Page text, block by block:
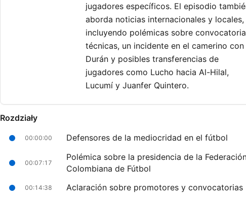
jugadores específicos. El episodio
aborda noticias internacionales y locales,
incluyendo polémicas sobre
técnicas, un incidente en el camerino con
Durán y posibles transferencias de
jugadores como Lucho hacia Al-Hilal,
Lucumí y Juanfer Quintero.
Rozdziały
00:00:00 Defensores de la mediocridad en el fútbol
00:07:17
Polémica sobre la presidencia de la
Colombiana de Fútbol
00:14:38 Aclaración sobre promotores y convocatorias